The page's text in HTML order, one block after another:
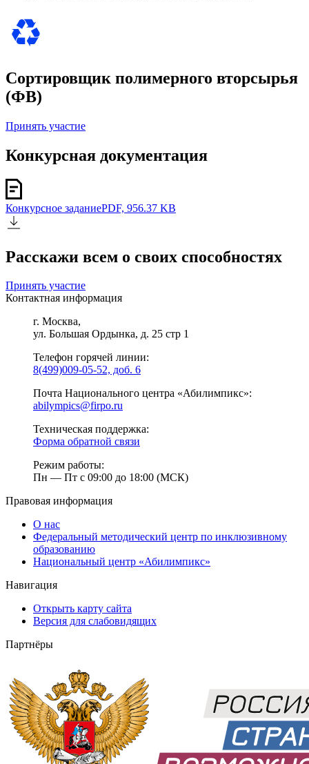
Сортировщик полимерного вторсырья
(ФВ)
Принять участие
Конкурсная документация
Конкурсное заданиеPDF, 956.37 KB
Расскажи всем о своих способностях
Принять участие
Контактная информация
г. Москва,
ул. Большая Ордынка, д. 25 стр 1
Телефон горячей линии:
8(499)009-05-52, доб. 6
Почта Национального центра «Абилимпикс»:
abilympics@firpo.ru
Техническая поддержка:
Форма обратной связи
Режим работы:
Пн — Пт с 09:00 до 18:00 (МСК)
Правовая информация
О нас
Федеральный методический центр по инклюзивному
образованию
Национальный центр «Абилимпикс»
Навигация
Открыть карту сайта
Версия для слабовидящих
Партнёры